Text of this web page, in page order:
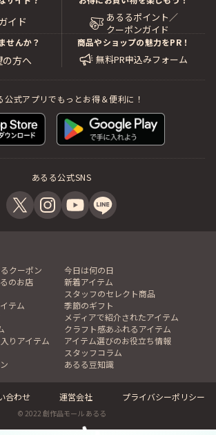
イド
あるるポイント／
クーポンガイド
せんか？
方へ
商品やショップの魅力をPR！
無料PR申込みフォーム
公式アプリでもっとお得＆便利に！
あるる公式SNS
クーポン
今日は何の日
のお店
新着アイテム
スタッフのセレクト商品
テム
季節のギフト
メディアで紹介されたアイテム
クラフト感あふれるアイテム
りアイテム
アイテム選びのお役立ち情報
スタッフコラム
あるる豆知識
合わせ 運営会社 プライバシーポリシー
© 2022 創作品モール あるる